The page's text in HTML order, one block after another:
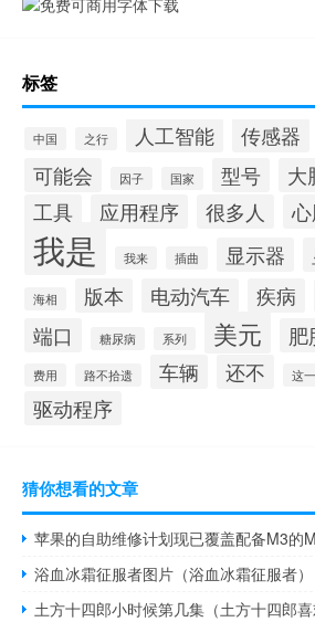
标签
中国 之行 人工智能 传感器
可能会 因子 国家 型号 大
工具 应用程序 很多人
我是 我来 插曲 显示器
海相 版本 电动汽车 疾病
端口 糖尿病 系列 美元 肥
费用 路不拾遗 车辆 还不 这一
驱动程序
猜你想看的文章
苹果的自助维修计划现已覆盖配备M3的
浴血冰霜征服者图片（浴血冰霜征服者）
土方十四郎小时候第几集（土方十四郎喜